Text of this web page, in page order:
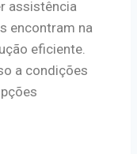
assistência
encontram na
eficiente.
a condições